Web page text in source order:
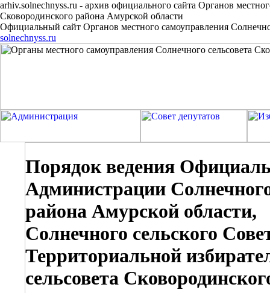
arhiv.solnechnyss.ru - архив официального сайта Органов
Сковородинского района Амурской области
Официальный сайт Органов местного самоуправления
solnechnyss.ru
Порядок ведения
Администрации
района Амурской области,
Солнечного сельского
Территориальной
сельсовета